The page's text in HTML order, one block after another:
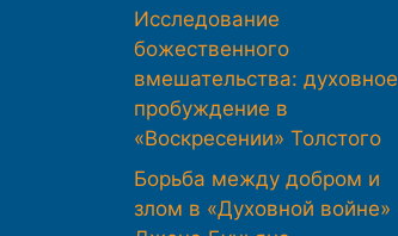
Исследование
божественного
вмешательства: духовное
пробуждение в
«Воскресении» Толстого
Борьба между добром и
злом в «Духовной войне»